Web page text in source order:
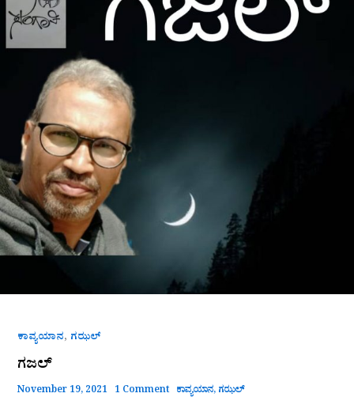
ಕಾವ್ಯಯಾನ, ಗಝಲ್
ಗಜಲ್
November 19, 2021 1 Comment ಕಾವ್ಯಯಾನ, ಗಝಲ್